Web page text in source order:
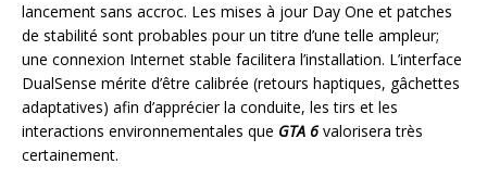
lancement sans accroc. Les mises à jour Day One et patches
de stabilité sont probables pour un titre d’une telle ampleur;
une connexion Internet stable facilitera l’installation. L’interface
DualSense mérite d’être calibrée (retours haptiques, gâchettes
adaptatives) afin d’apprécier la conduite, les tirs et les
interactions environnementales que GTA 6 valorisera très
certainement.